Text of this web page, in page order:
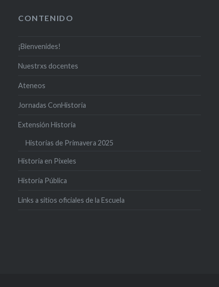
CONTENIDO
¡Bienvenides!
Nuestrxs docentes
Ateneos
Jornadas ConHistoria
Extensión Historia
Historias de Primavera 2025
Historia en Pixeles
Historia Pública
Links a sitios oficiales de la Escuela